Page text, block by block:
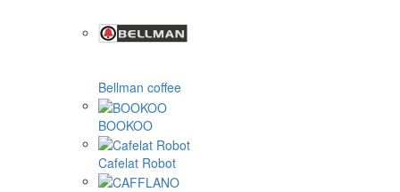
Bellman coffee
BOOKOO
Cafelat Robot